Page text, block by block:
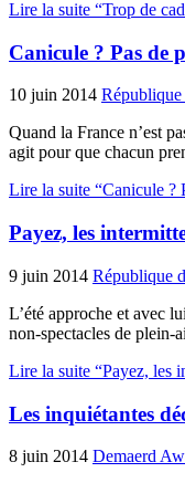
Lire la suite “Trop de
Canicule ? Pas de
10 juin 2014
Quand la France n’est
agit pour que chacun
Lire la suite “Canicule ?
Payez, les
9 juin 2014 République
L’été approche et avec
non-spectacles de plein-
Lire la suite “Payez, les
Les inquiétantes
8 juin 2014 Demaerd